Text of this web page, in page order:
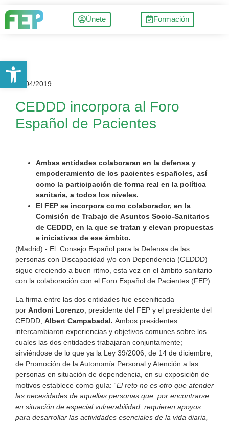
Únete Formación
11/04/2019
CEDDD incorpora al Foro
Español de Pacientes
Ambas entidades colaboraran en la defensa y
empoderamiento de los pacientes españoles, así
como la participación de forma real en la política
sanitaria, a todos los niveles.
El FEP se incorpora como colaborador, en la
Comisión de Trabajo de Asuntos Socio-Sanitarios
de CEDDD, en la que se tratan y elevan propuestas
e iniciativas de ese ámbito.
(Madrid).- El Consejo Español para la Defensa de las
personas con Discapacidad y/o con Dependencia (CEDDD)
sigue creciendo a buen ritmo, esta vez en el ámbito sanitario
con la colaboración con el Foro Español de Pacientes (FEP).
La firma entre las dos entidades fue escenificada
por Andoni Lorenzo , presidente del FEP y el presidente del
CEDDD, Albert Campabadal. Ambos presidentes
intercambiaron experiencias y objetivos comunes sobre los
cuales las dos entidades trabajaran conjuntamente;
sirviéndose de lo que ya la Ley 39/2006, de 14 de diciembre,
de Promoción de la Autonomía Personal y Atención a las
personas en situación de dependencia, en su exposición de
motivos establece como guía: “El reto no es otro que atender
las necesidades de aquellas personas que, por encontrarse
en situación de especial vulnerabilidad, requieren apoyos
para desarrollar las actividades esenciales de la vida diaria,
Abrir barra de herramientas